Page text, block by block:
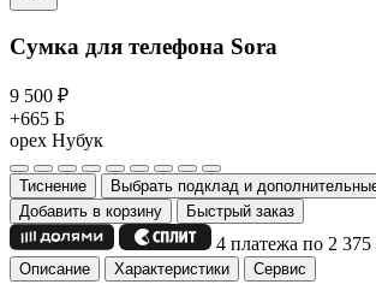
Сумка для телефона Sora
9 500 ₽
+665 Б
орех Нубук
Тиснение
Выбрать подклад и
Добавить в корзину
Быстрый заказ
4 платежа по 2 375
Описание Характеристики Сервис